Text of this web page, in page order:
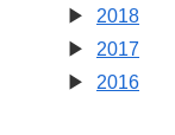
2018
2017
2016